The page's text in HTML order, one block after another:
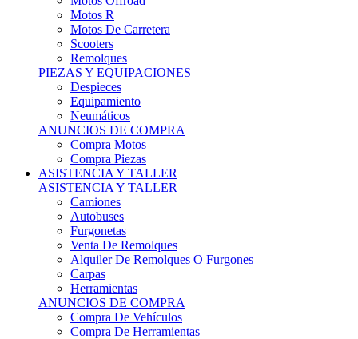
Motos R
Motos De Carretera
Scooters
Remolques
PIEZAS Y EQUIPACIONES
Despieces
Equipamiento
Neumáticos
ANUNCIOS DE COMPRA
Compra Motos
Compra Piezas
ASISTENCIA Y TALLER
ASISTENCIA Y TALLER
Camiones
Autobuses
Furgonetas
Venta De Remolques
Alquiler De Remolques O Furgones
Carpas
Herramientas
ANUNCIOS DE COMPRA
Compra De Vehículos
Compra De Herramientas